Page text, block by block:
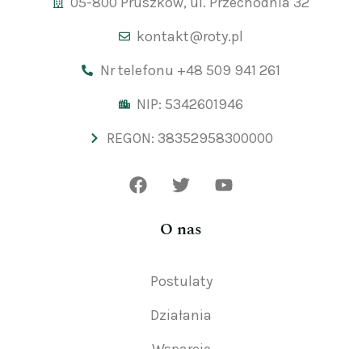
kontakt@roty.pl
Nr telefonu +48 509 941 261
NIP: 5342601946
REGON: 38352958300000
O nas
Postulaty
Działania